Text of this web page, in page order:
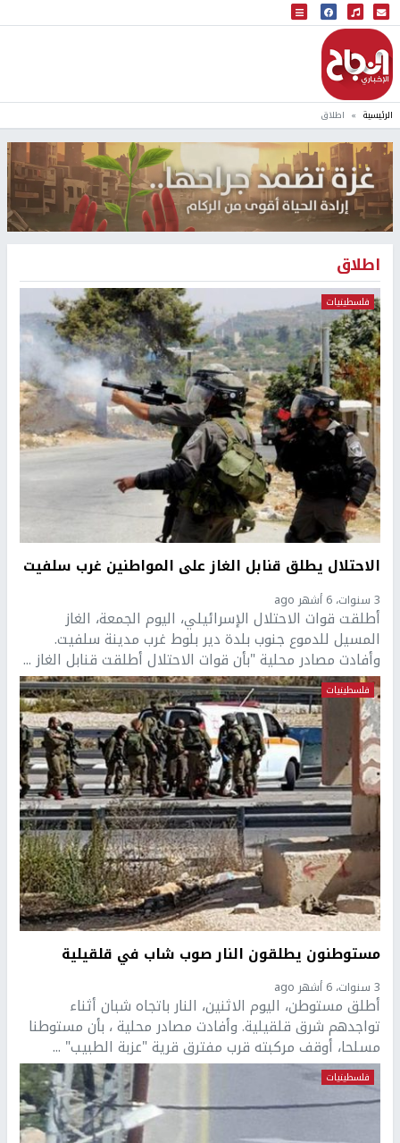
البث المباشر
إذاعة النجاح
الرئيسية اطلاق
اطلاق
فلسطينيات
الاحتلال يطلق قنابل الغاز على المواطنين غرب سلفيت
3 سنوات، 6 أشهر ago
أطلقت قوات الاحتلال الإسرائيلي، اليوم الجمعة، الغاز
المسيل للدموع جنوب بلدة دير بلوط غرب مدينة سلفيت.
وأفادت مصادر محلية "بأن قوات الاحتلال أطلقت قنابل الغاز ...
فلسطينيات
مستوطنون يطلقون النار صوب شاب في قلقيلية
3 سنوات، 6 أشهر ago
أطلق مستوطن، اليوم الاثنين، النار باتجاه شبان أثناء
تواجدهم شرق قلقيلية. وأفادت مصادر محلية ، بأن مستوطنا
مسلحا، أوقف مركبته قرب مفترق قرية "عزبة الطبيب" ...
فلسطينيات